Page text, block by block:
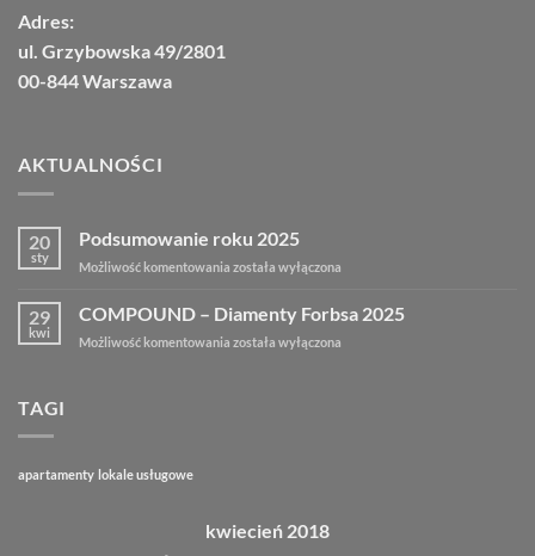
Adres:
ul. Grzybowska 49/2801
00-844 Warszawa
AKTUALNOŚCI
20
sty
Podsumowanie roku 2025
Możliwość komentowania Podsumowanie
2025
została wyłączona
29
kwi
COMPOUND – Diamenty Forbsa 2025
Możliwość komentowania COMPOUND
została wyłączona
TAGI
apartamenty lokale usługowe
kwiecień 2018